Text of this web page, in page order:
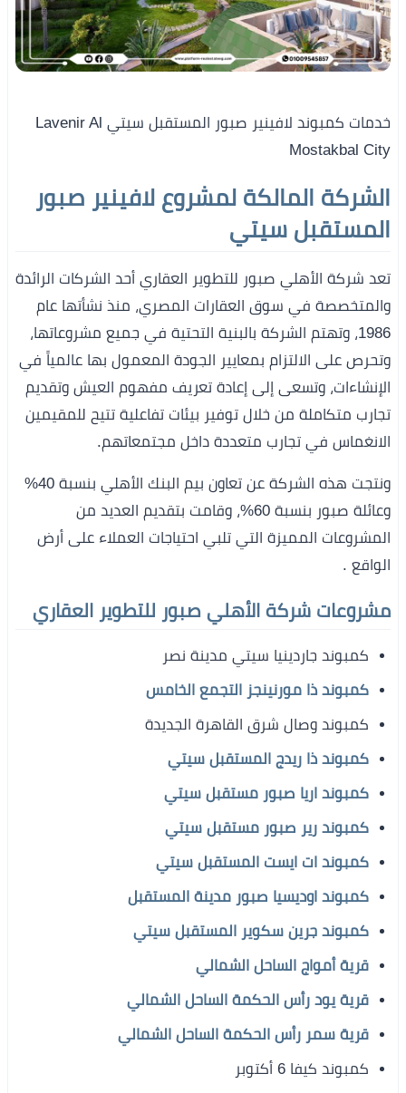
خدمات كمبوند لافينير صبور المستقبل سيتي Lavenir Al
Mostakbal City
الشركة المالكة لمشروع لافينير صبور
المستقبل سيتي
تعد شركة الأهلي صبور للتطوير العقاري أحد الشركات الرائدة
والمتخصصة في سوق العقارات المصري، منذ نشأتها عام
1986، وتهتم الشركة بالبنية التحتية في جميع مشروعاتها،
وتحرص على الالتزام بمعايير الجودة المعمول بها عالمياً في
الإنشاءات، وتسعى إلى إعادة تعريف مفهوم العيش وتقديم
تجارب متكاملة من خلال توفير بيئات تفاعلية تتيح للمقيمين
الانغماس في تجارب متعددة داخل مجتمعاتهم.
ونتجت هذه الشركة عن تعاون بيم البنك الأهلي بنسبة 40%
وعائلة صبور بنسبة 60%، وقامت بتقديم العديد من
المشروعات المميزة التي تلبي احتياجات العملاء على أرض
الواقع .
مشروعات شركة الأهلي صبور للتطوير العقاري
كمبوند جاردينيا سيتي مدينة نصر
كمبوند ذا مورنينجز التجمع الخامس
كمبوند وصال شرق القاهرة الجديدة
كمبوند ذا ريدج المستقبل سيتي
كمبوند اريا صبور مستقبل سيتي
كمبوند رير صبور مستقبل سيتي
كمبوند ات ايست المستقبل سيتي
كمبوند اوديسيا صبور مدينة المستقبل
كمبوند جرين سكوير المستقبل سيتي
قرية أمواج الساحل الشمالي
قرية يود رأس الحكمة الساحل الشمالي
قرية سمر رأس الحكمة الساحل الشمالي
كمبوند كيفا 6 أكتوبر